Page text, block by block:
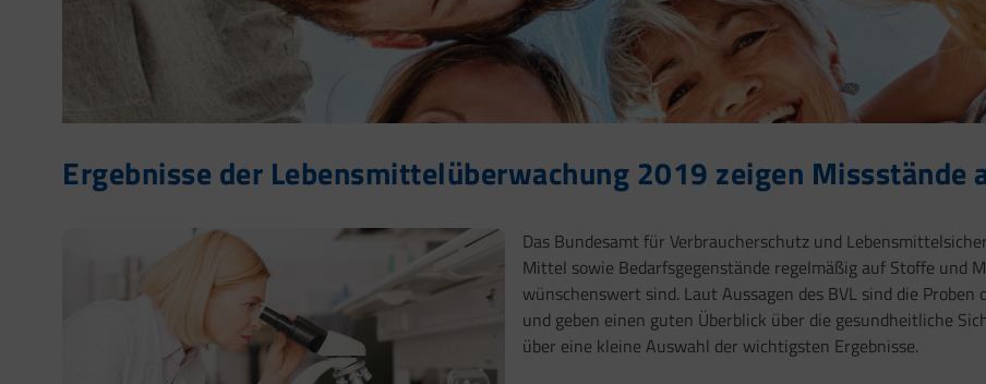
Ergebnisse der Lebensmittelüberwachung 2019 zeigen Missstände
Das Bundesamt für Verbraucherschutz und
Mittel sowie Bedarfsgegenstände regelmäßig auf Stoffe und
wünschenswert sind. Laut Aussagen des BVL sind die
und geben einen guten Überblick über die gesundheitliche
über eine kleine Auswahl der wichtigsten Ergebnisse.